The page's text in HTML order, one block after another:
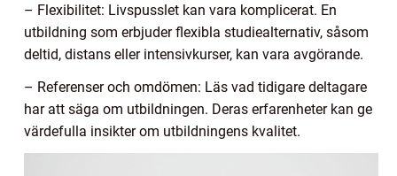
– Flexibilitet: Livspusslet kan vara komplicerat. En
utbildning som erbjuder flexibla studiealternativ, såsom
deltid, distans eller intensivkurser, kan vara avgörande.
– Referenser och omdömen: Läs vad tidigare deltagare
har att säga om utbildningen. Deras erfarenheter kan ge
värdefulla insikter om utbildningens kvalitet.